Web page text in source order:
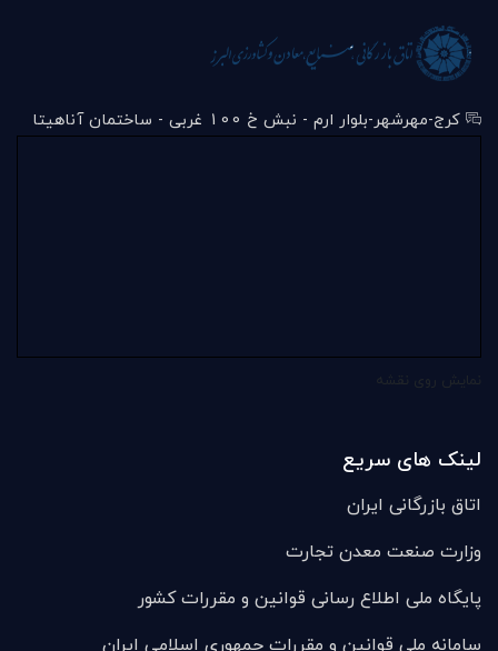
کرج-مهرشهر-بلوار ارم - نبش خ 100 غربی - ساختمان آناهیتا
لینک های سریع
اتاق بازرگانی ایران
وزارت صنعت معدن تجارت
پایگاه ملی اطلاع رسانی قوانین و مقررات کشور
سامانه ملی قوانين و مقررات جمهوری اسلامی ایران